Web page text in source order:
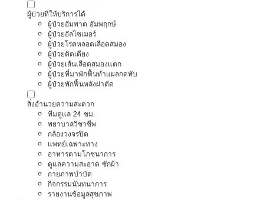
ผู้ป่วยที่ให้บริการได้
ผู้ป่วยอัมพาต อัมพฤกษ์
ผู้ป่วยอัลไซเมอร์
ผู้ป่วยโรคหลอดเลือดสมอง
ผู้ป่วยติดเตียง
ผู้ป่วยเส้นเลือดสมองแตก
ผู้ป่วยที่มาพักฟื้นทำแผลกดทับ
ผู้ป่วยพักฟื้นหลังผ่าตัด
สิ่งอำนวยความสะดวก
ทีมดูแล 24 ชม.
พยาบาลวิชาชีพ
กล้องวงจรปิด
แพทย์เฉพาะทาง
อาหารตามโภชนาการ
ดูแลความสะอาด ซักผ้า
กายภาพบำบัด
กิจกรรมนันทนาการ
รายงานข้อมูลสุขภาพ